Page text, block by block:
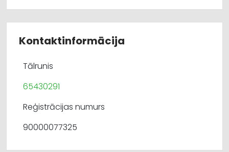
Kontaktinformācija
Tālrunis
65430291
Reģistrācijas numurs
90000077325